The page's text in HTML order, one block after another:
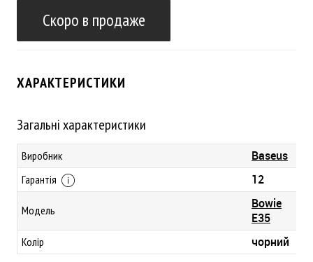
Скоро в продаже
ХАРАКТЕРИСТИКИ
Загальні характеристики
Виробник Baseus
Гарантія 12
Модель
Bowie
E35
Колір чорний